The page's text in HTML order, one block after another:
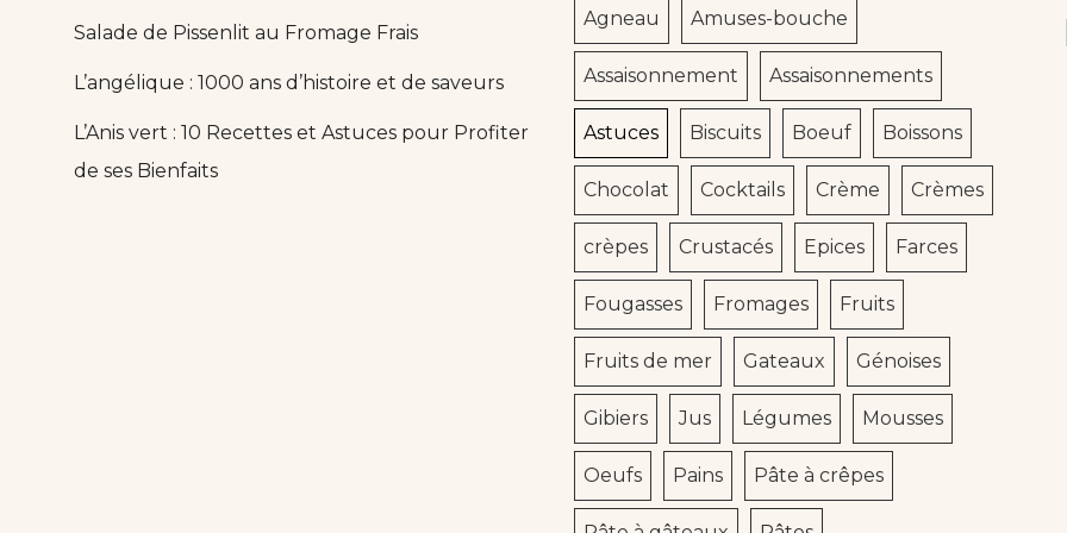
Salade de Pissenlit au Fromage Frais
L’angélique : 1000 ans d’histoire et de saveurs
L’Anis vert : 10 Recettes et Astuces pour Profiter
de ses Bienfaits
Agneau Amuses-bouche
Assaisonnement Assaisonnements
Astuces Biscuits Boeuf Boissons
Chocolat Cocktails Crème Crèmes
crèpes Crustacés Epices Farces
Fougasses Fromages Fruits
Fruits de mer Gateaux Génoises
Gibiers Jus Légumes Mousses
Oeufs Pains Pâte à crêpes